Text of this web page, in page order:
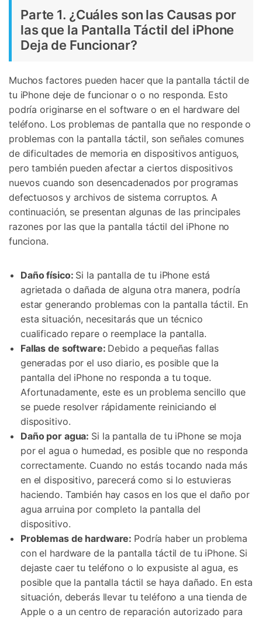
Parte 1. ¿Cuáles son las Causas por
las que la Pantalla Táctil del iPhone
Deja de Funcionar?󠀲󠀡󠀡󠀣󠀠󠀦󠀠󠀩󠀣󠀳
Muchos factores pueden hacer que la pantalla táctil de
tu iPhone deje de funcionar o o no responda. Esto
podría originarse en el software o en el hardware del
teléfono. Los problemas de pantalla que no responde o
problemas con la pantalla táctil, son señales comunes
de dificultades de memoria en dispositivos antiguos,
pero también pueden afectar a ciertos dispositivos
nuevos cuando son desencadenados por programas
defectuosos y archivos de sistema corruptos. A
continuación, se presentan algunas de las principales
razones por las que la pantalla táctil del iPhone no
funciona.
Daño físico: Si la pantalla de tu iPhone está
agrietada o dañada de alguna otra manera, podría
estar generando problemas con la pantalla táctil. En
esta situación, necesitarás que un técnico
cualificado repare o reemplace la pantalla.
Fallas de software: Debido a pequeñas fallas
generadas por el uso diario, es posible que la
pantalla del iPhone no responda a tu toque.
Afortunadamente, este es un problema sencillo que
se puede resolver rápidamente reiniciando el
dispositivo.
Daño por agua: Si la pantalla de tu iPhone se moja
por el agua o humedad, es posible que no responda
correctamente. Cuando no estás tocando nada más
en el dispositivo, parecerá como si lo estuvieras
haciendo. También hay casos en los que el daño por
agua arruina por completo la pantalla del
dispositivo.
Problemas de hardware: Podría haber un problema
con el hardware de la pantalla táctil de tu iPhone. Si
dejaste caer tu teléfono o lo expusiste al agua, es
posible que la pantalla táctil se haya dañado. En esta
situación, deberás llevar tu teléfono a una tienda de
Apple o a un centro de reparación autorizado para